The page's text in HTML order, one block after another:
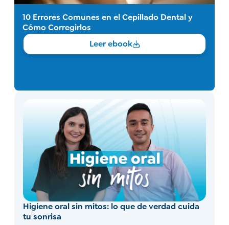
10 Errores Comunes en el Cepillado Dental y
Cómo Corregirlos
Leer ebook
Higiene oral sin mitos: lo que de verdad cuida
tu sonrisa